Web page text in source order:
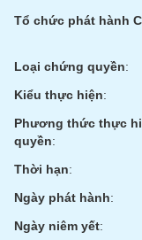
Tổ chức phát hành
Loại chứng quyền:
Kiểu thực hiện:
Phương thức thực
quyền:
Thời hạn:
Ngày phát hành:
Ngày niêm yết: